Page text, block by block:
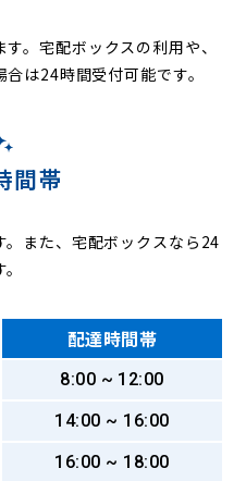
す。宅配ボックスの利用や、
は24時間受付可能です。
間帯
また、宅配ボックスなら24
配達時間帯
8:00 ~ 12:00
14:00 ~ 16:00
16:00 ~ 18:00